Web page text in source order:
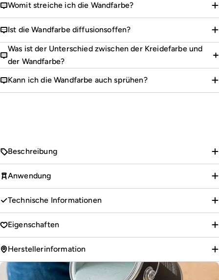
Womit streiche ich die Wandfarbe?
Ist die Wandfarbe diffusionsoffen?
Was ist der Unterschied zwischen der Kreidefarbe und
der Wandfarbe?
Kann ich die Wandfarbe auch sprühen?
Beschreibung
Anwendung
Technische Informationen
Eigenschaften
Herstellerinformation